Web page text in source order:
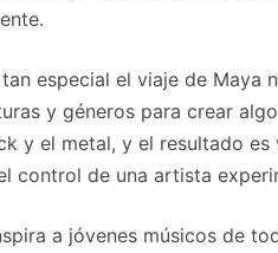
especial el viaje de Maya
y géneros para crear
y el metal, y el resultado
control de una artista
a jóvenes músicos de